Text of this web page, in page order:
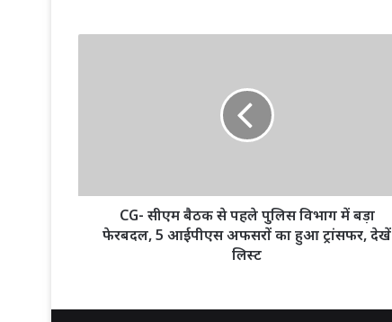
बड़ा
हुआ
CG- सीएम बैठक से पहले पुलिस विभाग में बड़ा
फेरबदल, 5 आईपीएस अफसरों का हुआ ट्रांसफर, देखें
लिस्ट